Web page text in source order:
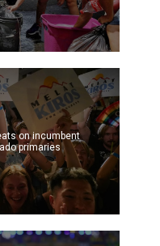
on incumbent
primaries